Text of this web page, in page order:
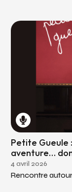
Petite Gueule
aventure…
4 avril 2026
Rencontre autour